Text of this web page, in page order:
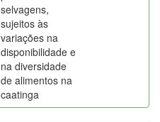
selvagens,
sujeitos às
variações na
disponibilidade e
na diversidade
de alimentos na
caatinga